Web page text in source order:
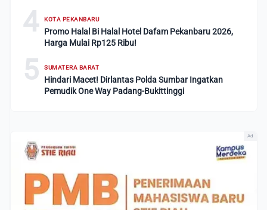
4 KOTA PEKANBARU
Promo Halal Bi Halal Hotel Dafam Pekanbaru 2026,
Harga Mulai Rp125 Ribu!
5 SUMATERA BARAT
Hindari Macet! Dirlantas Polda Sumbar Ingatkan
Pemudik One Way Padang-Bukittinggi
Ad